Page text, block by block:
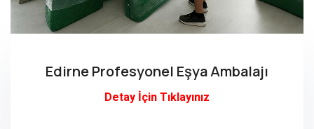
Edirne Profesyonel Eşya Ambalajı
Detay İçin Tıklayınız